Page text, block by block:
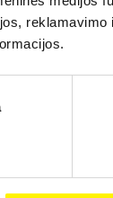
reklamavimo